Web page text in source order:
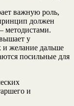
важную роль,
должен
методистами.
у
и желание дальше
посильные для
и